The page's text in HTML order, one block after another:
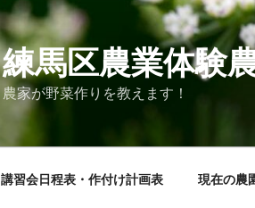
練馬区農業体験
農家が野菜作りを教えます！
講習会日程表・作付け計画表 現在の農